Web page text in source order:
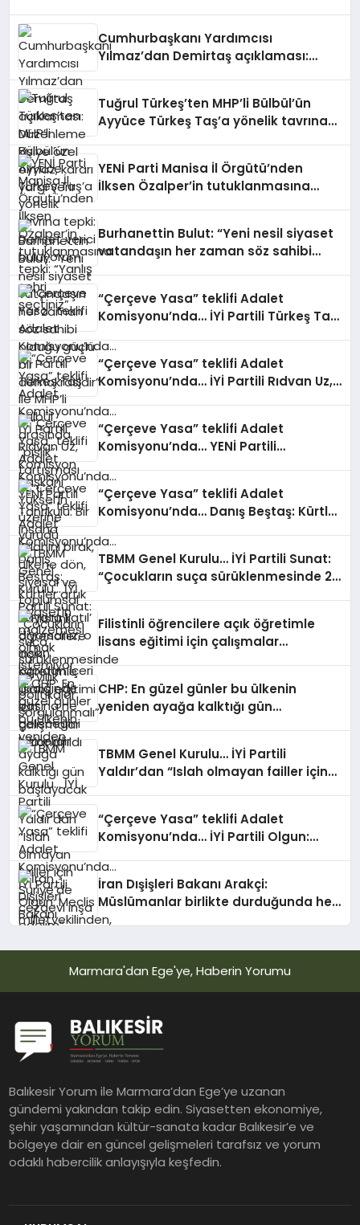
Cumhurbaşkanı Yardımcısı
Yılmaz’dan Demirtaş açıklaması:
Tuğrul Türkeş’ten MHP’li Bülbül’ün
Ayyüce Türkeş Taş’a yönelik tavrına
YENİ Parti Manisa İl Örgütü’nden
İlksen Özalper’in tutuklanmasına
Burhanettin Bulut: “Yeni nesil siyaset
vatandaşın her zaman söz sahibi
“Çerçeve Yasa” teklifi Adalet
Komisyonu’nda… İYİ Partili Türkeş Taş
tartışması
“Çerçeve Yasa” teklifi Adalet
Komisyonu’nda… İYİ Partili Rıdvan Uz,
yürüdü
“Çerçeve Yasa” teklifi Adalet
Komisyonu’nda… YENİ Partili
ülkene dön, siyasal ve toplumsal
hayata katıl’ diyorsanız, o insan
kapıdan içeri girdiğinde başına ne
geleceğini bilmelidir
“Çerçeve Yasa” teklifi Adalet
Komisyonu’nda… Danış Beştaş: Kürtler
istemiyor
TBMM Genel Kurulu… İYİ Partili Sunat:
“Çocukların suça sürüklenmesinde 25
Filistinli öğrencilere açık öğretimle
lisans eğitimi için çalışmalar
hızlandırıldı
CHP: En güzel günler bu ülkenin
yeniden ayağa kalktığı gün
TBMM Genel Kurulu… İYİ Partili
Yaldır’dan “Islah olmayan failler için
“Çerçeve Yasa” teklifi Adalet
Komisyonu’nda… İYİ Partili Olgun:
kamuoyundan kaçıramaz
İran Dışişleri Bakanı Arakçi:
Müslümanlar birlikte durduğunda her
türlü tehditle yüzleşebilir
Marmara'dan Ege'ye, Haberin Yorumu
Balıkesir Yorum ile Marmara’dan Ege’ye uzanan
gündemi yakından takip edin. Siyasetten ekonomiye,
şehir yaşamından kültür-sanata kadar Balıkesir’e ve
bölgeye dair en güncel gelişmeleri tarafsız ve yorum
odaklı habercilik anlayışıyla keşfedin.